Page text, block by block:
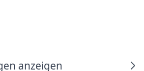
zu machen haben wir auf der
markiert und dann einfach
anzeigen